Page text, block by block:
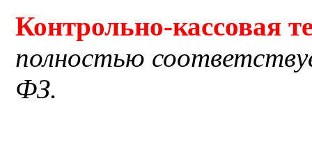
Контрольно-кассовая
полностью
ФЗ.